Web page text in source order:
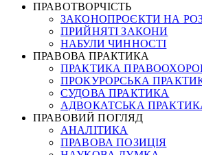
ПРАВОТВОРЧІСТЬ
ЗАКОНОПРОЄКТИ НА
ПРИЙНЯТІ ЗАКОНИ
НАБУЛИ ЧИННОСТІ
ПРАВОВА ПРАКТИКА
ПРАКТИКА
ПРОКУРОРСЬКА
СУДОВА ПРАКТИКА
АДВОКАТСЬКА
ПРАВОВИЙ ПОГЛЯД
АНАЛІТИКА
ПРАВОВА ПОЗИЦІЯ